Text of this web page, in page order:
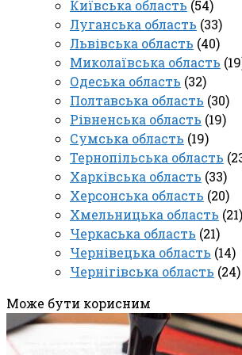
Київська область (54)
Луганська область (33)
Львівська область (40)
Миколаївська область
Одеська область (32)
Полтавська область (30)
Рівненська область (19)
Сумська область (19)
Тернопільська область
Харківська область (33)
Херсонська область (20)
Хмельницька область (21)
Черкаська область (21)
Чернівецька область (14)
Чернігівська область (24)
Може бути корисним